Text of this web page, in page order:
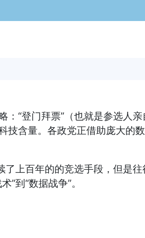
“登门拜票”（也就是参选人
技含量。各政党正借助庞大的
上百年的的竞选手段，但是
到“数据战争”。